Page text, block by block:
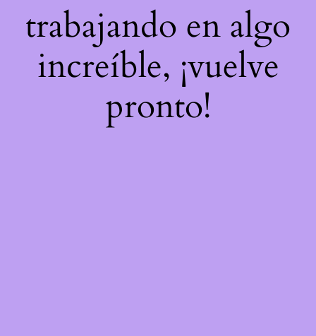
trabajando en algo
increíble, ¡vuelve
pronto!